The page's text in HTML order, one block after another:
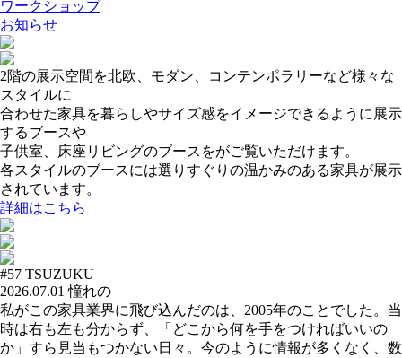
ワークショップ
お知らせ
2階の展示空間を北欧、モダン、コンテンポラリーなど様々な
スタイルに
合わせた家具を暮らしやサイズ感をイメージできるように展示
するブースや
子供室、床座リビングのブースをがご覧いただけます。
各スタイルのブースには選りすぐりの温かみのある家具が展示
されています。
詳細はこちら
#57 TSUZUKU
2026.07.01 憧れの
私がこの家具業界に飛び込んだのは、2005年のことでした。当
時は右も左も分からず、「どこから何を手をつければいいの
か」すら見当もつかない日々。今のように情報が多くなく、数